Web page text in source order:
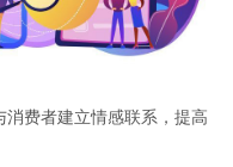
费者建立情感联系，提高